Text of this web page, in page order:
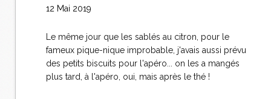
12 Mai 2019
Le même jour que les sablés au citron, pour le
fameux pique-nique improbable, j'avais aussi prévu
des petits biscuits pour l'apéro... on les a mangés
plus tard, à l'apéro, oui, mais après le thé !